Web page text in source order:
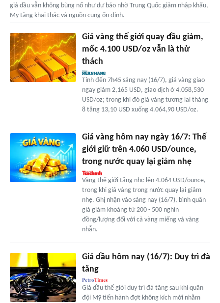
giá dầu vẫn không bùng nổ như dự báo nhờ Trung Quốc giảm nhập khẩu,
Mỹ tăng khai thác và nguồn cung ổn định.
Giá vàng thế giới quay đầu giảm,
mốc 4.100 USD/oz vẫn là thử
thách
Tính đến 7h45 sáng nay (16/7), giá vàng giao
ngay giảm 2,165 USD, giao dịch ở 4.058,530
USD/oz; trong khi đó giá vàng tương lai tháng
8 tăng 13,10 USD xuống 4.064,90 USD/oz.
Giá vàng hôm nay ngày 16/7: Thế
giới giữ trên 4.060 USD/ounce,
trong nước quay lại giảm nhẹ
Vàng thế giới tăng nhẹ lên 4.064 USD/ounce,
trong khi giá vàng trong nước quay lại giảm
nhẹ. Ghị nhận vào sáng nay (16/7), bình quân
giá giảm khoảng từ 200 - 500 nghìn
đồng/lượng đối với cả vàng miếng và vàng
nhẫn.
Giá dầu hôm nay (16/7): Duy trì đà
tăng
Giá dầu thế giới duy trì đà tăng sau khi quân
đội Mỹ tiến hành đợt không kích mới nhằm